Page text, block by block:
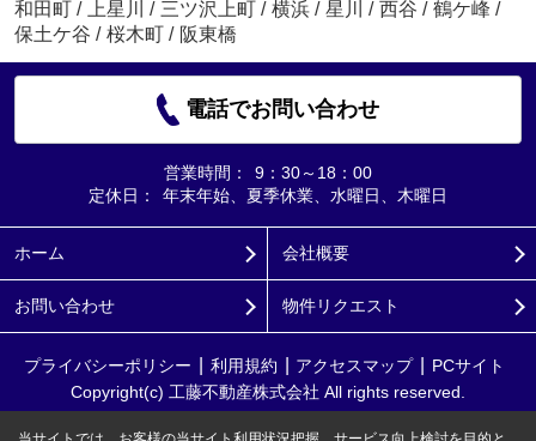
和田町 / 上星川 / 三ツ沢上町 / 横浜 / 星川 / 西谷 / 鶴ケ峰 /
保土ケ谷 / 桜木町 / 阪東橋
電話でお問い合わせ
営業時間：
9：30～18：00
定休日：
年末年始、夏季休業、水曜日、木曜日
ホーム 会社概要
お問い合わせ 物件リクエスト
プライバシーポリシー 利用規約 アクセスマップ
PCサイト
Copyright(c) 工藤不動産株式会社 All rights reserved.